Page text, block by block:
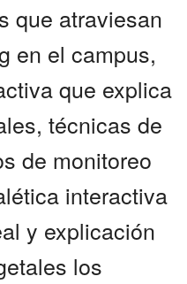
que atraviesan
en el campus,
que explica
técnicas de
de monitoreo
interactiva
y explicación
los